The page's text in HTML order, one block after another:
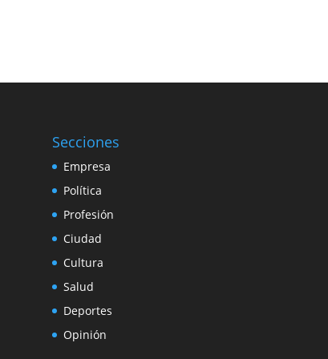
Secciones
Empresa
Política
Profesión
Ciudad
Cultura
Salud
Deportes
Opinión